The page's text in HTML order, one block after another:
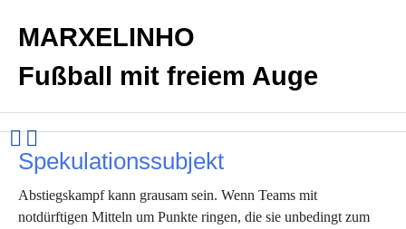
MARXELINHO
Fußball mit freiem Auge
Spekulationssubjekt
Abstiegskampf kann grausam sein. Wenn Teams mit
notdürftigen Mitteln um Punkte ringen, die sie unbedingt zum